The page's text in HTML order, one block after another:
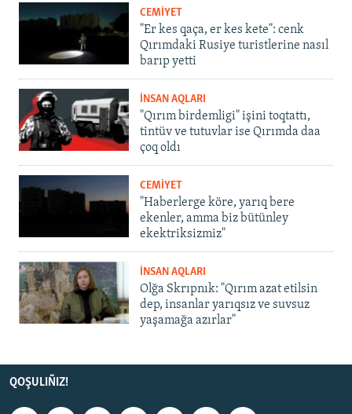
CEMİYET
"Er kes qaça, er kes kete": cenk
Qırımdaki Rusiye turistlerine nasıl
barıp yetti
İNSAN AQLARI
"Qırım birdemligi" işini toqtattı,
tintüv ve tutuvlar ise Qırımda daa
çoq oldı
CEMİYET
"Haberlerge köre, yarıq bere
ekenler, amma biz bütünley
ekektriksizmiz"
İNSAN AQLARI
Olğa Skrıpnık: "Qırım azat etilsin
dep, insanlar yarıqsız ve suvsuz
yaşamağa azırlar"
QOŞULIÑIZ!